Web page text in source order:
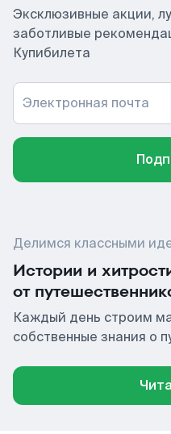
Эксклюзивные акции,
заботливые
Купибилета
Электронная почта
Делимся классными
Истории и
от
Каждый день строим
собственные знания о